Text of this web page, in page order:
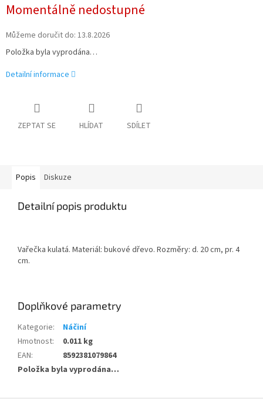
cena:
Momentálně nedostupné
Můžeme doručit do: 13.8.2026
Položka byla vyprodána…
Detailní informace
ZEPTAT SE HLÍDAT SDÍLET
Popis Diskuze
Detailní popis produktu
Vařečka kulatá. Materiál: bukové dřevo. Rozměry: d. 20 cm, pr. 4
cm.
Doplňkové parametry
Kategorie:
Náčiní
Hmotnost:
0.011 kg
EAN:
8592381079864
Položka byla vyprodána…